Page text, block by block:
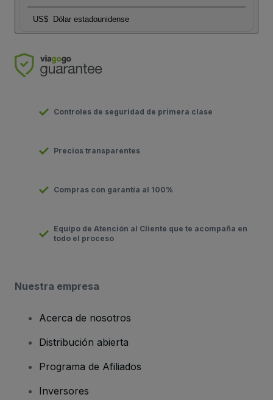
US$ Dólar estadounidense
Controles de seguridad de primera clase
Precios transparentes
Compras con garantía al 100%
Equipo de Atención al Cliente que te acompaña en
todo el proceso
Nuestra empresa
Acerca de nosotros
Distribución abierta
Programa de Afiliados
Inversores